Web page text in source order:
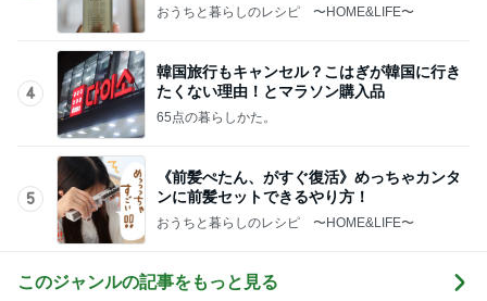
おうちと暮らしのレシピ 〜HOME&LIFE〜
4
韓国旅行もキャンセル？こはぎが韓国に行き
たくない理由！とマラソン購入品
65点の暮らしかた。
5
《前髪ぺたん、がすぐ復活》めっちゃカンタ
ンに前髪セットできるやり方！
おうちと暮らしのレシピ 〜HOME&LIFE〜
このジャンルの記事をもっと見る